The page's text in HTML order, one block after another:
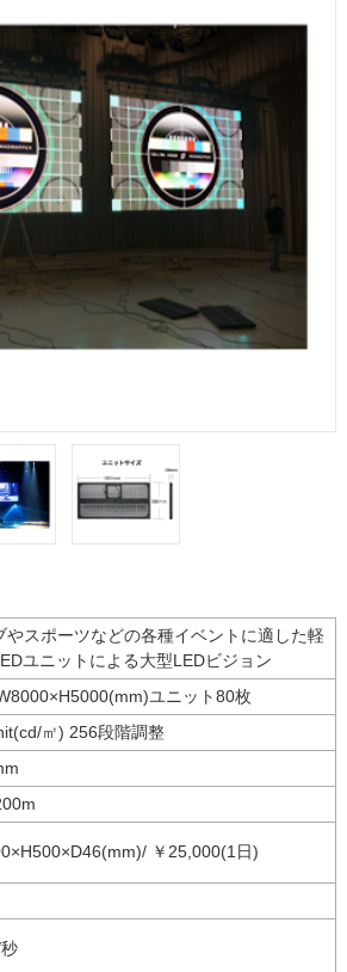
やスポーツなどの各種イベントに適した軽
ユニットによる大型LEDビジョン
ユニット80枚
㎡) 256段階調整
￥25,000(1日)